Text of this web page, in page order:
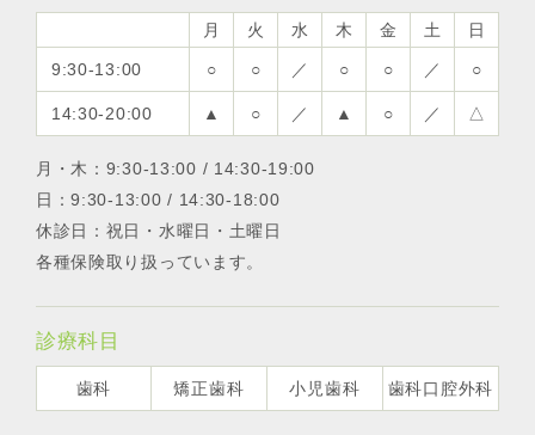
月 火 水 木 金 土 日
9:30-13:00 ○ ○ ／ ○ ○ ／ ○
14:30-20:00 ▲ ○ ／ ▲ ○ ／ △
月・木：9:30-13:00 / 14:30-19:00
日：9:30-13:00 / 14:30-18:00
休診日：祝日・水曜日・土曜日
各種保険取り扱っています。
診療科目
歯科 矯正歯科 小児歯科 歯科口腔外科